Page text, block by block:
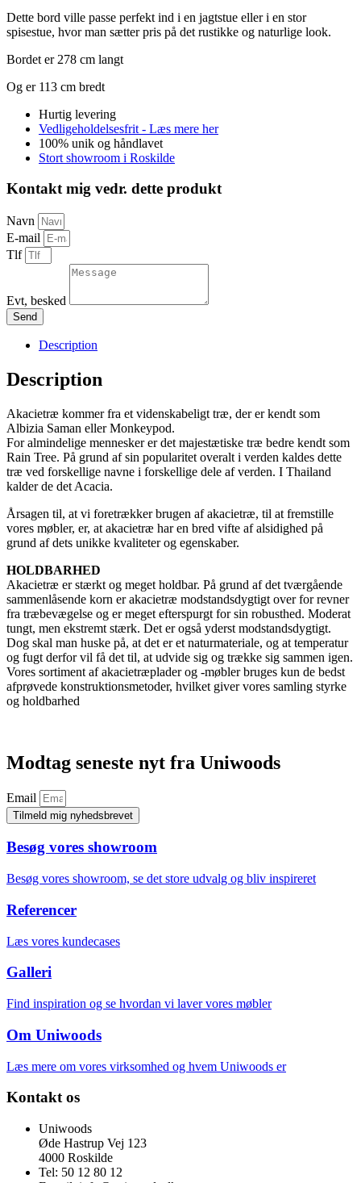
Dette bord ville passe perfekt ind i en jagtstue eller i en stor
spisestue, hvor man sætter pris på det rustikke og naturlige look.
Bordet er 278 cm langt
Og er 113 cm bredt
Hurtig levering
Vedligeholdelsesfrit - Læs mere her
100% unik og håndlavet
Stort showroom i Roskilde
Kontakt mig vedr. dette produkt
Navn
E-mail
Tlf
Evt, besked
Send
Description
Description
Akacietræ kommer fra et videnskabeligt træ, der er kendt som
Albizia Saman eller Monkeypod.
For almindelige mennesker er det majestætiske træ bedre kendt som
Rain Tree. På grund af sin popularitet overalt i verden kaldes dette
træ ved forskellige navne i forskellige dele af verden. I Thailand
kalder de det Acacia.
Årsagen til, at vi foretrækker brugen af akacietræ, til at fremstille
vores møbler, er, at akacietræ har en bred vifte af alsidighed på
grund af dets unikke kvaliteter og egenskaber.
HOLDBARHED
Akacietræ er stærkt og meget holdbar. På grund af det tværgående
sammenlåsende korn er akacietræ modstandsdygtigt over for revner
fra træbevægelse og er meget efterspurgt for sin robusthed. Moderat
tungt, men ekstremt stærk. Det er også yderst modstandsdygtigt.
Dog skal man huske på, at det er et naturmateriale, og at temperatur
og fugt derfor vil få det til, at udvide sig og trække sig sammen igen.
Vores sortiment af akacietræplader og -møbler bruges kun de bedst
afprøvede konstruktionsmetoder, hvilket giver vores samling styrke
og holdbarhed
Modtag seneste nyt fra Uniwoods
Email
Tilmeld mig nyhedsbrevet
Besøg vores showroom
Besøg vores showroom, se det store udvalg og bliv inspireret
Referencer
Læs vores kundecases
Galleri
Find inspiration og se hvordan vi laver vores møbler
Om Uniwoods
Læs mere om vores virksomhed og hvem Uniwoods er
Kontakt os
Uniwoods
Øde Hastrup Vej 123
4000 Roskilde
Tel: 50 12 80 12